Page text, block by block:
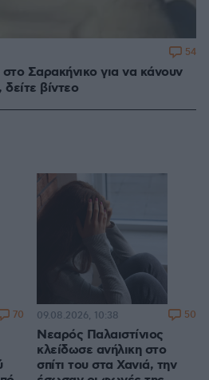
Σαρακήνικο για να κάνουν
βίντεο
54
70
Νεαρός Παλαιστίνιος
κλείδωσε ανήλικη στο
σπίτι του στα Χανιά, την
09.08.2026, 10:38 50